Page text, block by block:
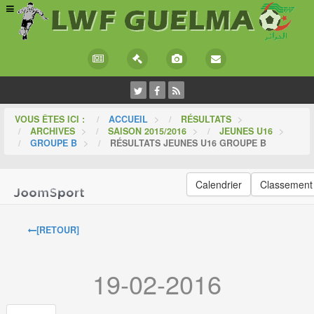
VOUS ÊTES ICI : ACCUEIL > RÉSULTATS >
ARCHIVES > SAISON 2015/2016 > JEUNES U16 >
GROUPE B > RÉSULTATS JEUNES U16 GROUPE B
Calendrier Classement
[RETOUR]
19-02-2016